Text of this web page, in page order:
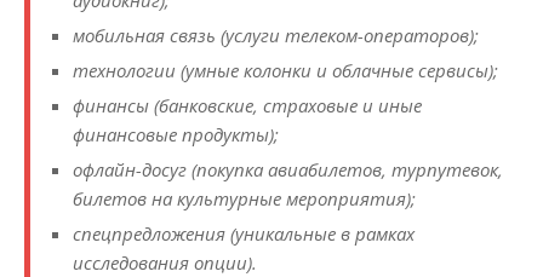
мобильная связь (услуги телеком-операторов);
технологии (умные колонки и облачные сервисы);
финансы (банковские, страховые и иные
финансовые продукты);
офлайн-досуг (покупка авиабилетов, турпутевок,
билетов на культурные мероприятия);
спецпредложения (уникальные в рамках
исследования опции).